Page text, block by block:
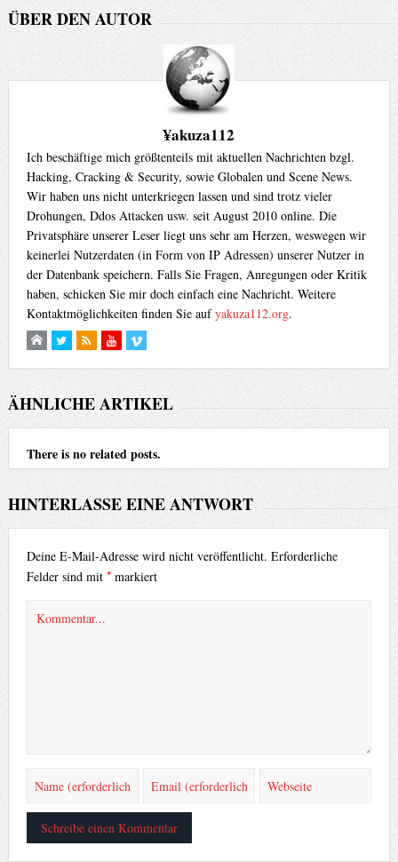
ÜBER DEN AUTOR
¥akuza112
Ich beschäftige mich größtenteils mit aktuellen Nachrichten bzgl.
Hacking, Cracking & Security, sowie Globalen und Scene News.
Wir haben uns nicht unterkriegen lassen und sind trotz vieler
Drohungen, Ddos Attacken usw. seit August 2010 online. Die
Privatsphäre unserer Leser liegt uns sehr am Herzen, weswegen wir
keinerlei Nutzerdaten (in Form von IP Adressen) unserer Nutzer in
der Datenbank speichern. Falls Sie Fragen, Anregungen oder Kritik
haben, schicken Sie mir doch einfach eine Nachricht. Weitere
Kontaktmöglichkeiten finden Sie aufyakuza112.org.
ÄHNLICHE ARTIKEL
There is no related posts.
HINTERLASSE EINE ANTWORT
Deine E-Mail-Adresse wird nicht veröffentlicht. Erforderliche
Felder sind mit *markiert